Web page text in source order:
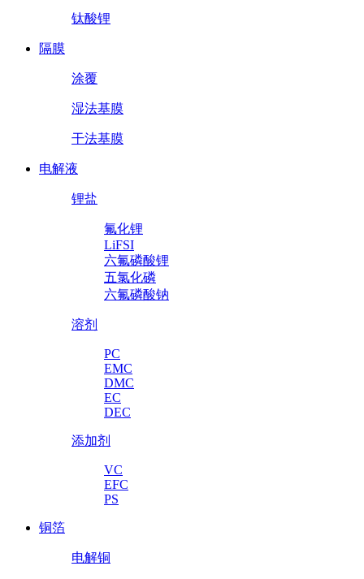
钛酸锂
隔膜
涂覆
湿法基膜
干法基膜
电解液
锂盐
氟化锂
LiFSI
六氟磷酸锂
五氯化磷
六氟磷酸钠
溶剂
PC
EMC
DMC
EC
DEC
添加剂
VC
EFC
PS
铜箔
电解铜